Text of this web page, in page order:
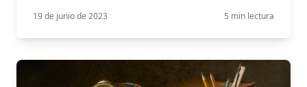
19 de junio de 2023 5 min lectura